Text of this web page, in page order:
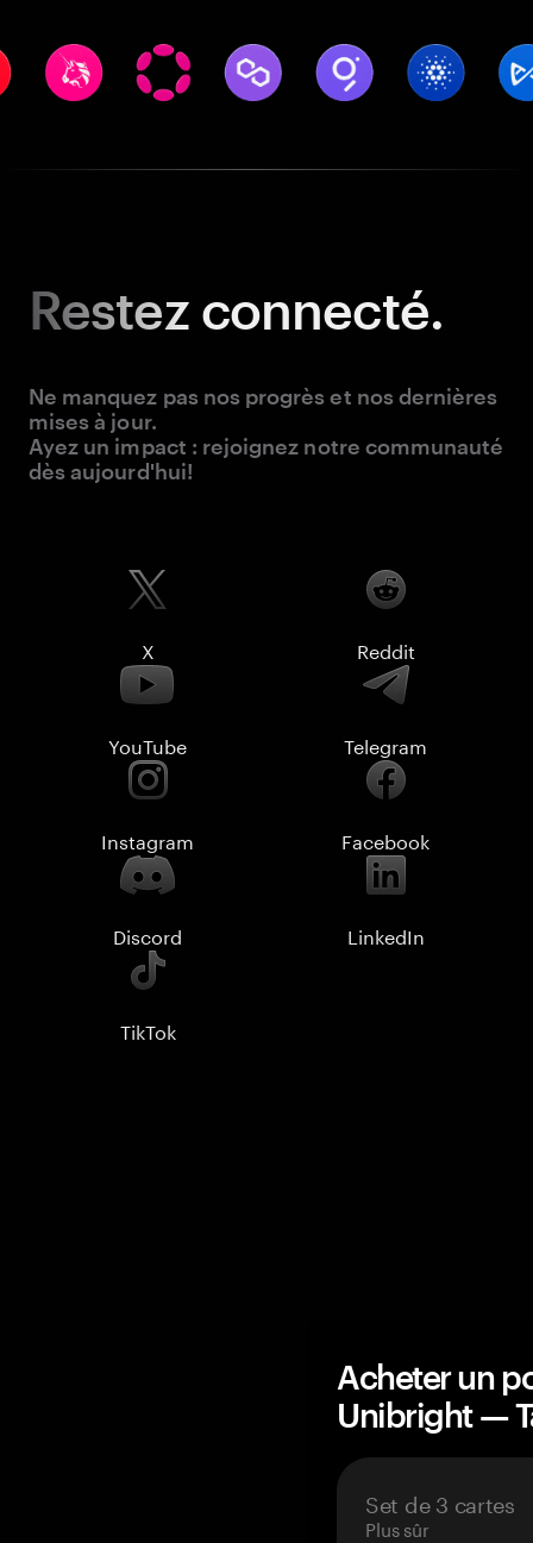
Restezconnecté.
Ne manquez pas nos progrès et nos dernières
mises à jour.
Ayez un impact : rejoignez notre communauté
dès aujourd'hui!
X Reddit
YouTube Telegram
Instagram Facebook
Discord LinkedIn
TikTok
Acheter un
Unibright —
Set de 3 cartes
Plus sûr